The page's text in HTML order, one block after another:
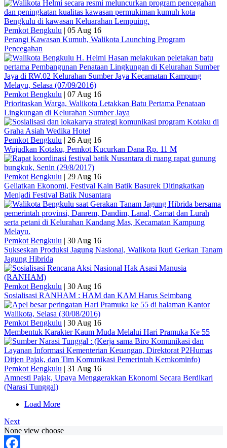
Pemkot Bengkulu | 05 Aug 16
Perangi Kawasan Kumuh, Walikota Launching Program
Pencegahan
Pemkot Bengkulu | 07 Aug 16
Prioritaskan Warga, Walikota Letakkan Batu Pertama Penataan
Lingkungan di Kelurahan Sumber Jaya
Pemkot Bengkulu | 26 Aug 16
Wujudkan Kotaku, Pemkot Kucurkan Dana Rp. 11 M
Pemkot Bengkulu | 29 Aug 16
Geliatkan Ekonomi, Festival Kain Batik Basurek Ditingkatkan
Menjadi Festival Batik Nusantara
Pemkot Bengkulu | 30 Aug 16
Sukseskan Produksi Jagung Nasional, Walikota Ikuti Gerkan Tanam
Jagung Hibrida
Pemkot Bengkulu | 30 Aug 16
Sosialisasi RANHAM : HAM dan KAM Harus Seimbang
Pemkot Bengkulu | 30 Aug 16
Membentuk Karakter Kaum Muda Melalui Hari Pramuka Ke 55
Pemkot Bengkulu | 31 Aug 16
Amnesti Pajak, Upaya Menggerakkan Ekonomi Secara Berdikari
(Narasi Tunggal)
Load More
Next
None view choose